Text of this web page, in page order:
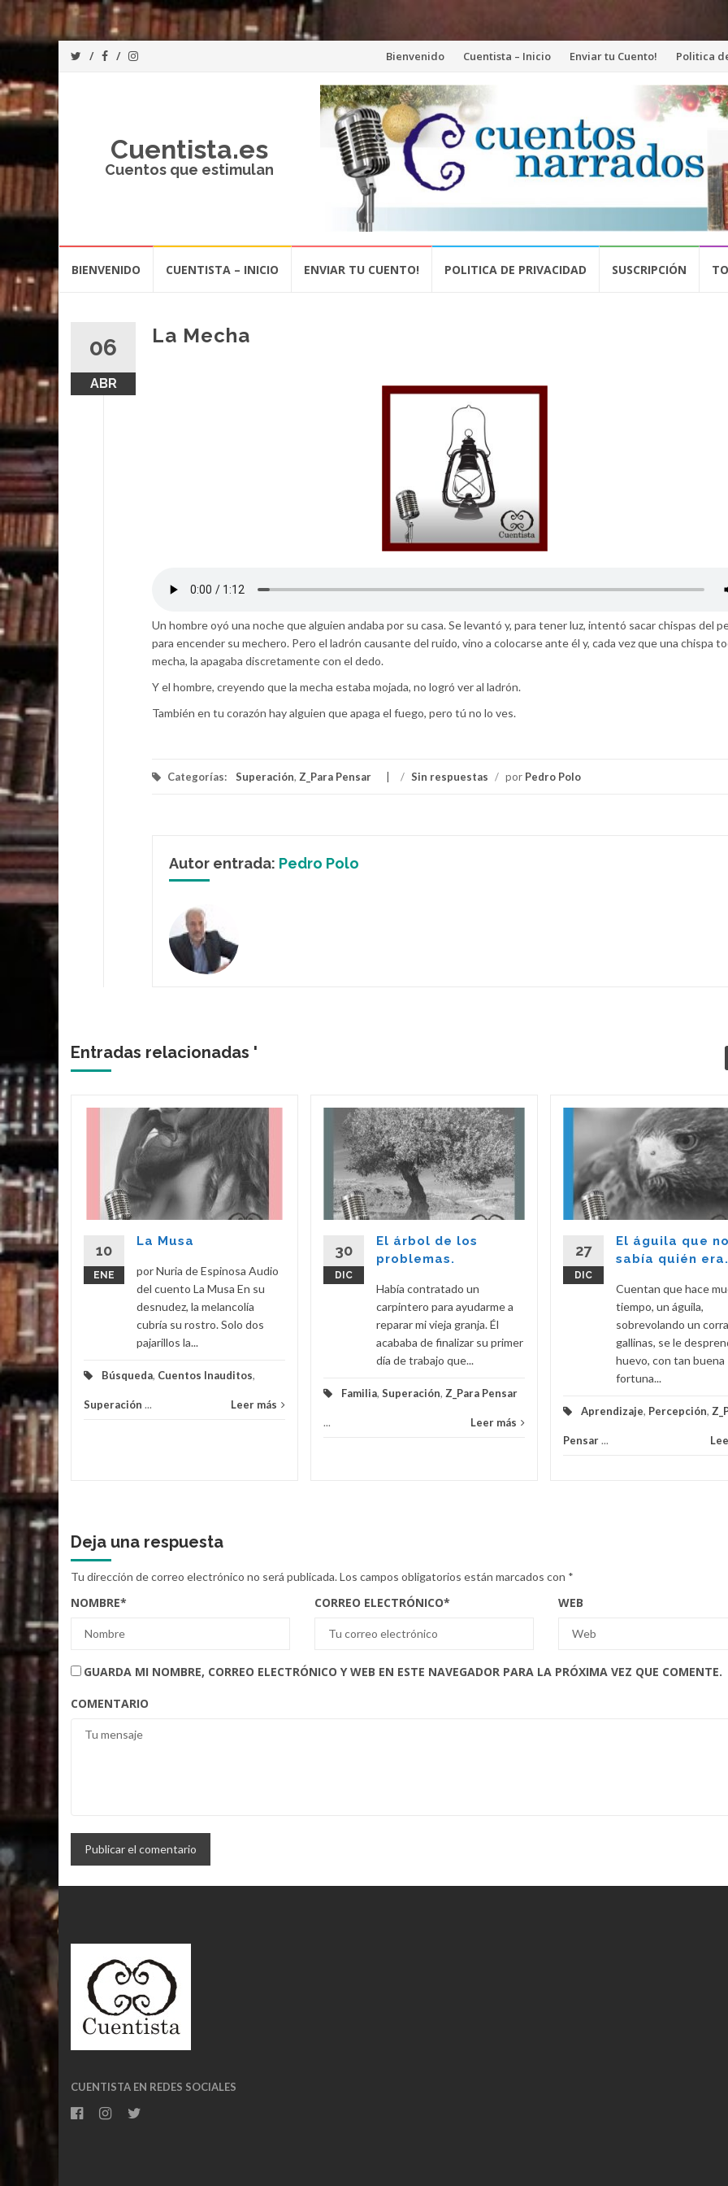
Saltar
al
contenido
Bienvenido Cuentista – Inicio Enviar tu Cuento! Politica
Cuentista.es
Cuentos que estimulan
BIENVENIDO CUENTISTA – INICIO ENVIAR TU CUENTO! POLITICA DE PRIVACIDAD SUSCRIPCIÓN
06
ABR
La Mecha
Un hombre oyó una noche que alguien andaba por su casa. Se levantó y, para tener luz, intentó sacar chispas del
para encender su mechero. Pero el ladrón causante del ruido, vino a colocarse ante él y, cada vez que una chispa
mecha, la apagaba discretamente con el dedo.
Y el hombre, creyendo que la mecha estaba mojada, no logró ver al ladrón.
También en tu corazón hay alguien que apaga el fuego, pero tú no lo ves.
Categorías: Superación, Z_Para Pensar / Sin respuestas / por Pedro Polo
Autor entrada: Pedro Polo
Entradas relacionadas '
que no
sirvo,
más
10
ENE
La Musa
por Nuria de Espinosa Audio
del cuento La Musa En su
desnudez, la melancolía
cubría su rostro. Solo dos
pajarillos la...
Búsqueda, Cuentos Inauditos,
Superación ... Leer más
30
DIC
El árbol de los
problemas.
Había contratado un
carpintero para ayudarme a
reparar mi vieja granja. Él
acababa de finalizar su primer
día de trabajo que...
Familia, Superación, Z_Para Pensar
... Leer más
27
DIC
El águila que no
sabía quién era.
Cuentan que hace
tiempo, un águila,
sobrevolando un
gallinas, se le
huevo, con tan buena
fortuna...
Aprendizaje, Percepción,
Pensar...
Deja una respuesta
Tu dirección de correo electrónico no será publicada.Los campos obligatorios están marcados con *
NOMBRE* CORREO ELECTRÓNICO* WEB
GUARDA MI NOMBRE, CORREO ELECTRÓNICO Y WEB EN ESTE NAVEGADOR PARA LA PRÓXIMA VEZ QUE COMENTE.
COMENTARIO
CUENTISTA EN REDES SOCIALES